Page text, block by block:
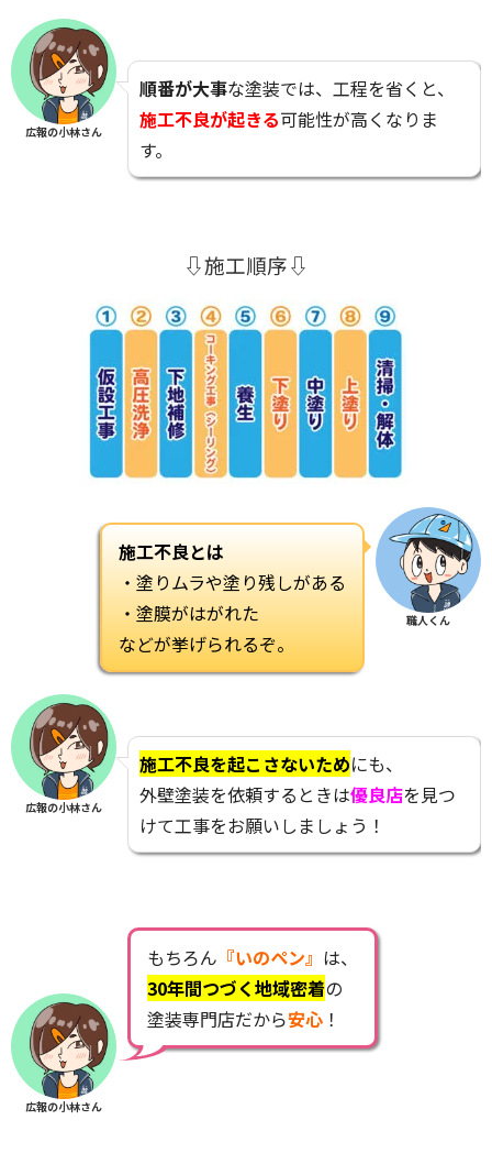
広報の小林さん
順番が大事な塗装では、工程を省くと、
施工不良が起きる可能性が高くなりま
す。
⇩施工順序⇩
施工不良とは
・塗りムラや塗り残しがある
・塗膜がはがれた
などが挙げられるぞ。
職人くん
広報の小林さん
施工不良を起こさないためにも、
外壁塗装を依頼するときは優良店を見つ
けて工事をお願いしましょう！
広報の小林さん
もちろん 『いのペン』 は、
30年間つづく地域密着の
塗装専門店だから安心 ！